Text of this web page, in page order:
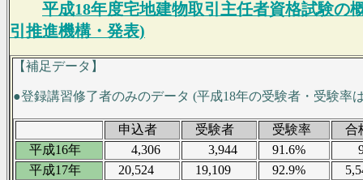
平成18年度宅地建物取引主任者資格試験の
引推進機構・発表)
【補足データ】
●登録講習修了者のみのデータ (平成18年の受験者・受験率
申込者 受験者 受験率
合
平成16年
4,306 3,944 91.6%
平成17年
20,524 19,109 92.9%